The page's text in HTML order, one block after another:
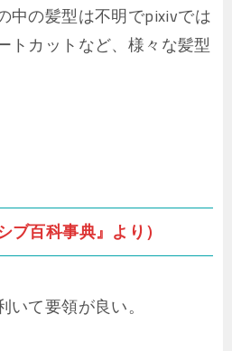
中の髪型は不明でpixivでは
トカットなど、様々な髪型
百科事典』より）
て要領が良い。